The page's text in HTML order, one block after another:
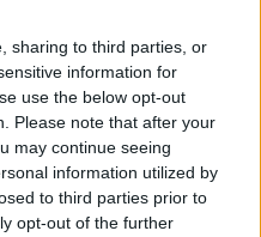
sharing to third parties, or
information for
use the below opt-out
Please note that after your
may continue seeing
information utilized by
to third parties prior to
opt-out of the further
Traukia it bites prie
medaus: kurorte vėl
ištuštino žaidimų
automatus (1)